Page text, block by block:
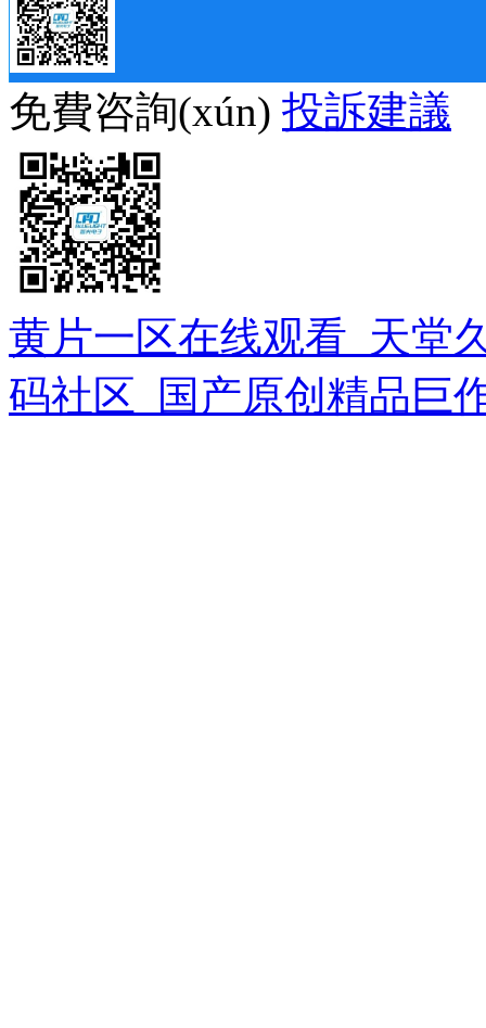
免費咨詢(xún) 投訴建議
黄片一区在线观看_天堂
码社区_国产原创精品巨